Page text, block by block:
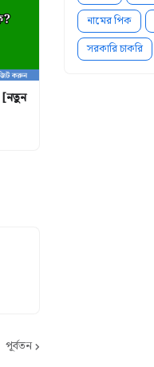
[নতুন
পূর্বতন
নামের পিক
সরকারি চাকরি